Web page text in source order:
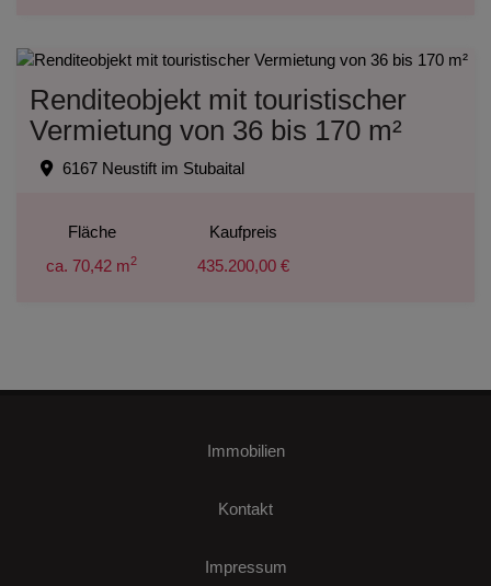
Renditeobjekt mit touristischer
Vermietung von 36 bis 170 m²
6167 Neustift im Stubaital
Fläche
ca. 70,42 m2
Kaufpreis
435.200,00 €
Immobilien
Kontakt
Impressum